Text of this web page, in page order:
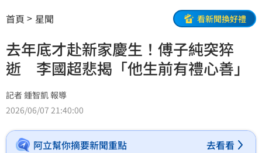
首頁 星聞 看新聞換好禮
去年底才赴新家慶生！傅子純突猝
逝 李國超悲揭「他生前有禮心善」
記者 鍾智凱 報導
2026/06/07 21:40:00
阿立幫你摘要新聞重點 去看看